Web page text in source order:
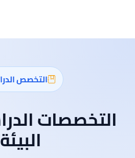
التخصص
التخصصات
البيئة